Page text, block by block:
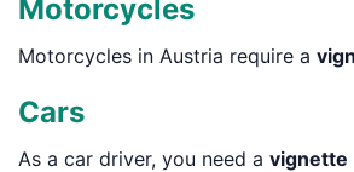
Motorcycles
Motorcycles in Austria require a
Cars
As a car driver, you need a vignette